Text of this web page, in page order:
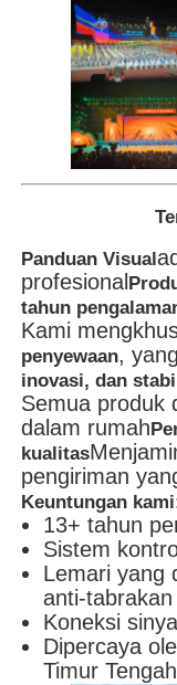
Panduan Visual
profesional
tahun
Kami
penyewaan,
inovasi, dan
Semua produk
dalam rumah
kualitas
pengiriman
Keuntungan
13+ tahun
Sistem
Lemari yang
anti-
Koneksi
Dipercaya
Timur